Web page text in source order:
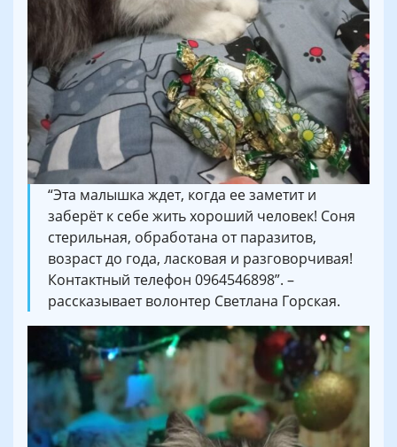
“Эта малышка ждет, когда ее заметит и
заберёт к себе жить хороший человек! Соня
стерильная, обработана от паразитов,
возраст до года, ласковая и разговорчивая!
Контактный телефон 0964546898”. –
рассказывает волонтер Светлана Горская.